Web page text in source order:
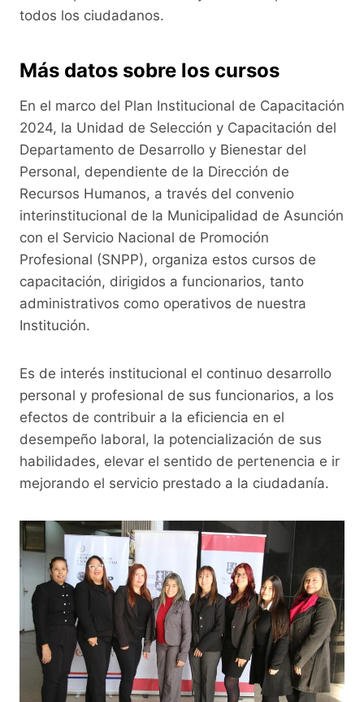
todos los ciudadanos.
Más datos sobre los cursos
En el marco del Plan Institucional de Capacitación
2024, la Unidad de Selección y Capacitación del
Departamento de Desarrollo y Bienestar del
Personal, dependiente de la Dirección de
Recursos Humanos, a través del convenio
interinstitucional de la Municipalidad de Asunción
con el Servicio Nacional de Promoción
Profesional (SNPP), organiza estos cursos de
capacitación, dirigidos a funcionarios, tanto
administrativos como operativos de nuestra
Institución.
Es de interés institucional el continuo desarrollo
personal y profesional de sus funcionarios, a los
efectos de contribuir a la eficiencia en el
desempeño laboral, la potencialización de sus
habilidades, elevar el sentido de pertenencia e ir
mejorando el servicio prestado a la ciudadanía.